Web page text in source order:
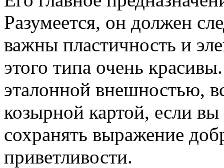
Разумеется, он должен
важны пластичность и
этого типа очень
эталонной внешностью,
козырной картой, если
сохранять выражение
приветливости.